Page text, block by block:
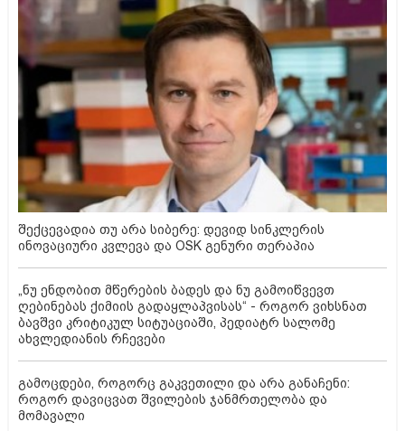
შექცევადია თუ არა სიბერე: დევიდ სინკლერის
ინოვაციური კვლევა და OSK გენური თერაპია
„ნუ ენდობით მწერების ბადეს და ნუ გამოიწვევთ
ღებინებას ქიმიის გადაყლაპვისას“ - როგორ ვიხსნათ
ბავშვი კრიტიკულ სიტუაციაში, პედიატრ სალომე
ახვლედიანის რჩევები
გამოცდები, როგორც გაკვეთილი და არა განაჩენი:
როგორ დავიცვათ შვილების ჯანმრთელობა და
მომავალი